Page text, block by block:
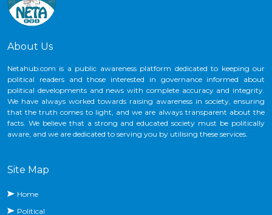
About Us
Netahub.com is a public awareness platform dedicated to keeping our
political readers and those interested in governance informed about
political developments and news with complete accuracy and integrity.
We have always worked towards raising awareness in society, ensuring
that the truth comes to light, and we are always transparent about the
facts. We believe that a strong and educated society must be politically
aware, and we are dedicated to serving you by utilising these services.
Site Map
Home
Political